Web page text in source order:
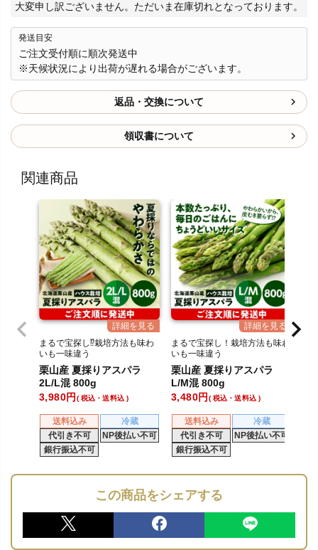
大変申し訳ございません。ただいま在庫切れとなっております。
発送目安
ご注文受付順に順次発送中
※天候状況により出荷が遅れる場合がございます。
返品・交換について
領収書について
関連商品
まるで宝探し⁉栽培方法も味わ
いも一味違う
北海道の夏アスパラ
栗山産 夏採りアスパラ
2L/L混 800g
送料込み
冷蔵
代引き不可
NP後払い不可
銀行振込不可
3,980 税込・送料込
まるで宝探し！栽培方法も味わ
いも一味違う
北海道の夏アスパラ
栗山産 夏採りアスパラ
L/M混 800g
送料込み
冷蔵
代引き不可
NP後払い不可
銀行振込不可
3,480 税込・送料込
この商品をシェアする